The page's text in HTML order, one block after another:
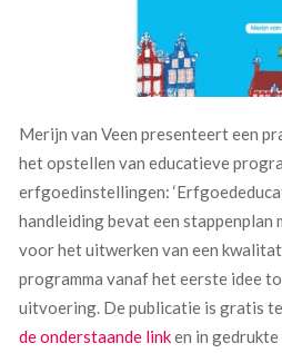
Merijn van Veen presenteert een
het opstellen van educatieve
erfgoedinstellingen:
handleiding bevat een stappenplan
voor het uitwerken van een
programma vanaf het eerste idee
uitvoering. De publicatie is gratis
de onderstaande linken in